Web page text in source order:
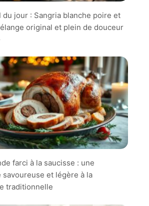
du jour : Sangria blanche poire et
original et plein de douceur
farci à la saucisse : une
savoureuse et légère à la
traditionnelle